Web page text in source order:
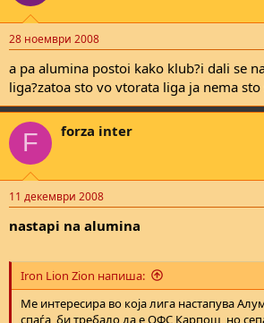
28 ноември 2008
a pa alumina postoi kako klub?i dali se
liga?zatoa sto vo vtorata liga ja nema
F forza inter
11 декември 2008
nastapi na alumina
Iron Lion Zion напиша:
Ме интересира во која лига настапува
спаѓа, би требало да е ОФС Карпош, но